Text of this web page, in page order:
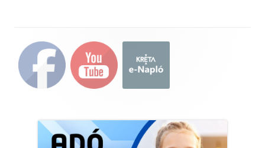
Main
Sidebar